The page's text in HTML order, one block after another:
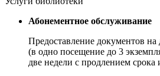
Абонементное обслуживание
Предоставление документов на
(в одно посещение до 3
две недели с продлением срока